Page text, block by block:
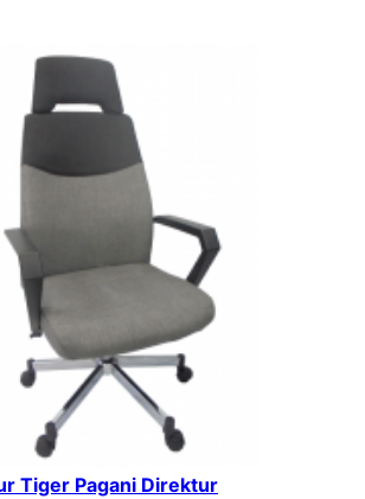
Tiger Pagani Direktur